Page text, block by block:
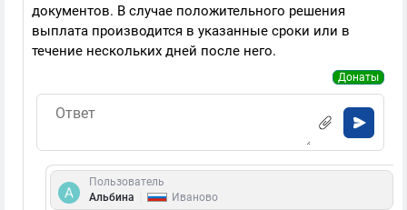
документов. В случае положительного решения
выплата производится в указанные сроки или в
течение нескольких дней после него.
Донаты
Пользователь
Альбина
Иваново